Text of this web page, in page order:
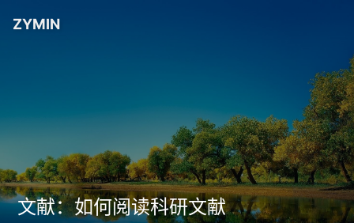
ZYMIN
文献：如何阅读科研文献